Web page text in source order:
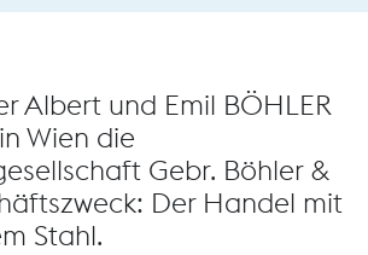
Albert und Emil BÖHLER
Wien die
Gebr. Böhler &
Der Handel mit
Stahl.